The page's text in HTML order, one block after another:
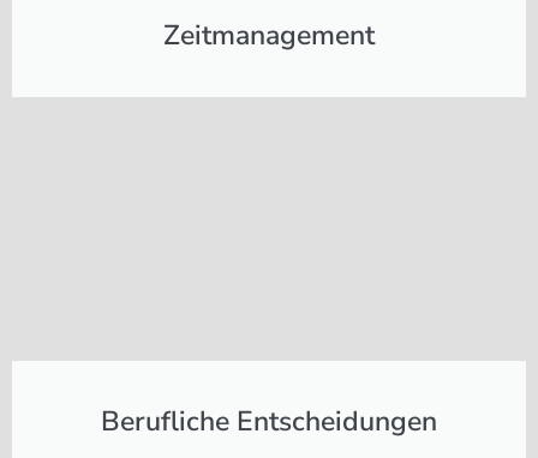
Zeitmanagement
Berufliche Entscheidungen